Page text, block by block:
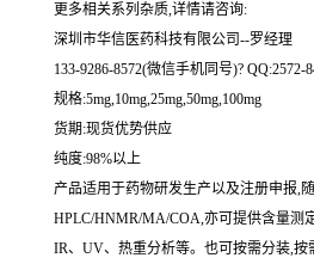
更多相关系列杂质,详情请咨询:
深圳市华信医药科技有限公司--罗经理
133-9286-8572(微信手机同号)? QQ:2572-
规格:5mg,10mg,25mg,50mg,100mg
货期:现货优势供应
纯度:98%以上
产品适用于药物研发生产以及注册申报,
HPLC/HNMR/MA/COA,亦可提供含量测
IR、UV、热重分析等。也可按需分装,按